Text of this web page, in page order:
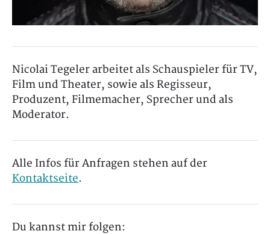
Nicolai Tegeler arbeitet als Schauspieler für TV,
Film und Theater, sowie als Regisseur,
Produzent, Filmemacher, Sprecher und als
Moderator.
Alle Infos für Anfragen stehen auf der
Kontaktseite.
Du kannst mir folgen: